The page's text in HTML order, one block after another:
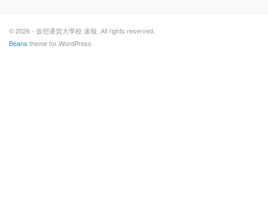
© 2026 - 仮想通貨大學校 速報. All rights reserved.
Beans theme for WordPress.